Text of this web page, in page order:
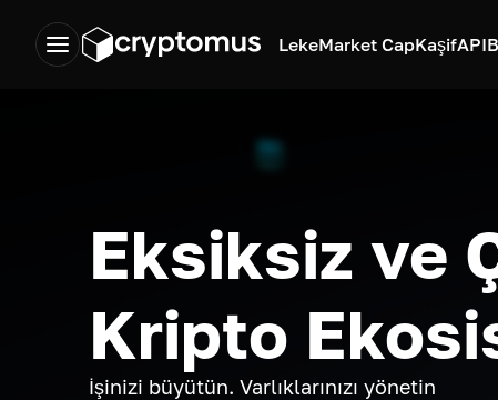
LekeMarket CapKaşifAPI
Eksiksiz ve
Kripto
İşinizi büyütün. Varlıklarınızı yönetin